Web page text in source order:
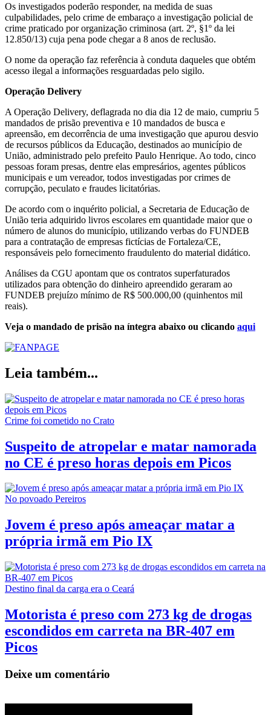
Os investigados poderão responder, na medida de suas
culpabilidades, pelo crime de embaraço a investigação policial de
crime praticado por organização criminosa (art. 2º, §1º da lei
12.850/13) cuja pena pode chegar a 8 anos de reclusão.
O nome da operação faz referência à conduta daqueles que obtém
acesso ilegal a informações resguardadas pelo sigilo.
Operação Delivery
A Operação Delivery, deflagrada no dia dia 12 de maio, cumpriu 5
mandados de prisão preventiva e 10 mandados de busca e
apreensão, em decorrência de uma investigação que apurou desvio
de recursos públicos da Educação, destinados ao município de
União, administrado pelo prefeito Paulo Henrique. Ao todo, cinco
pessoas foram presas, dentre elas empresários, agentes públicos
municipais e um vereador, todos investigadas por crimes de
corrupção, peculato e fraudes licitatórias.
De acordo com o inquérito policial, a Secretaria de Educação de
União teria adquirido livros escolares em quantidade maior que o
número de alunos do município, utilizando verbas do FUNDEB
para a contratação de empresas fictícias de Fortaleza/CE,
responsáveis pelo fornecimento fraudulento do material didático.
Análises da CGU apontam que os contratos superfaturados
utilizados para obtenção do dinheiro apreendido geraram ao
FUNDEB prejuízo mínimo de R$ 500.000,00 (quinhentos mil
reais).
Veja o mandado de prisão na íntegra abaixo ou clicando aqui
Leia também...
Crime foi cometido no Crato
Suspeito de atropelar e matar namorada
no CE é preso horas depois em Picos
No povoado Pereiros
Jovem é preso após ameaçar matar a
própria irmã em Pio IX
Destino final da carga era o Ceará
Motorista é preso com 273 kg de drogas
escondidos em carreta na BR-407 em
Picos
Deixe um comentário